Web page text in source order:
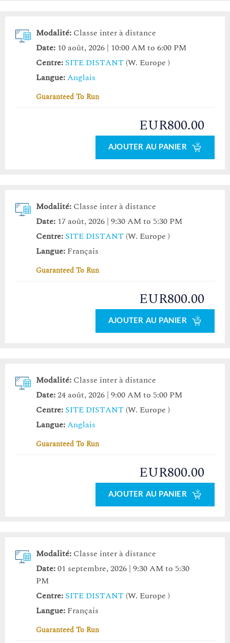
Modalité: Classe inter à distance
Date: 10 août, 2026 | 10:00 AM to 6:00 PM
Centre: SITE DISTANT (W. Europe )
Langue:Anglais
Guaranteed To Run
EUR800.00
AJOUTER AU PANIER
Modalité: Classe inter à distance
Date: 17 août, 2026 | 9:30 AM to 5:30 PM
Centre: SITE DISTANT (W. Europe )
Langue: Français
Guaranteed To Run
EUR800.00
AJOUTER AU PANIER
Modalité: Classe inter à distance
Date:24 août, 2026 | 9:00 AM to 5:00 PM
Centre: SITE DISTANT (W. Europe )
Langue:Anglais
Guaranteed To Run
EUR800.00
AJOUTER AU PANIER
Modalité: Classe inter à distance
Date:01 septembre, 2026 | 9:30 AM to 5:30
PM
Centre: SITE DISTANT (W. Europe )
Langue: Français
Guaranteed To Run